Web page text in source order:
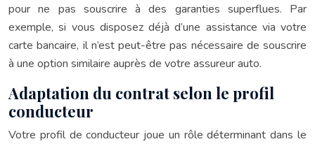
pour ne pas souscrire à des garanties superflues. Par
exemple, si vous disposez déjà d’une assistance via votre
carte bancaire, il n’est peut-être pas nécessaire de souscrire
à une option similaire auprès de votre assureur auto.
Adaptation du contrat selon le profil
conducteur
Votre profil de conducteur joue un rôle déterminant dans le